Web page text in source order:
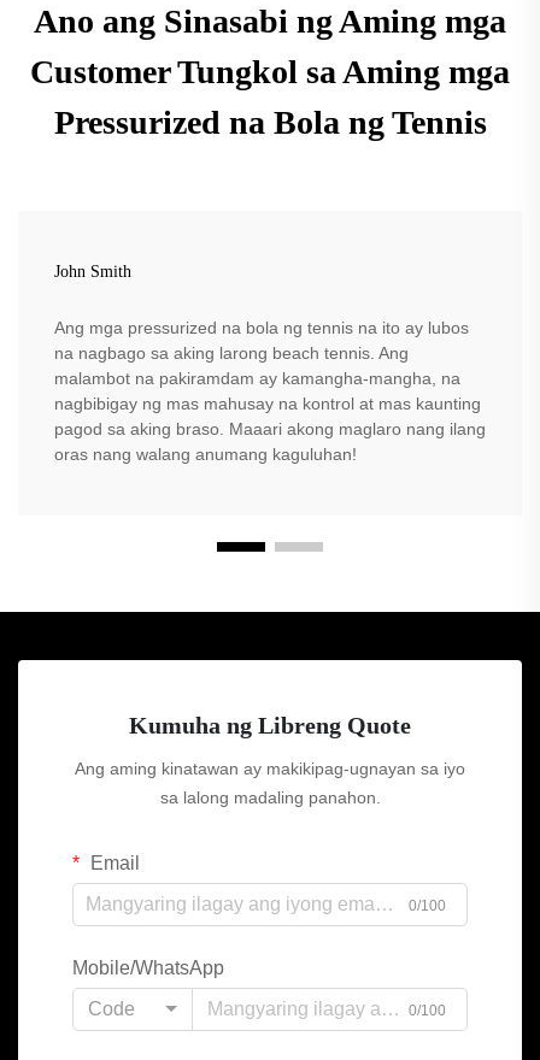
Ano ang Sinasabi ng Aming mga
Customer Tungkol sa Aming mga
Pressurized na Bola ng Tennis
John Smith
Ang mga pressurized na bola ng tennis na ito ay lubos
na nagbago sa aking larong beach tennis. Ang
malambot na pakiramdam ay kamangha-mangha, na
nagbibigay ng mas mahusay na kontrol at mas kaunting
pagod sa aking braso. Maaari akong maglaro nang ilang
oras nang walang anumang kaguluhan!
Kumuha ng Libreng Quote
Ang aming kinatawan ay makikipag-ugnayan sa iyo
sa lalong madaling panahon.
Email
0/100
Mobile/WhatsApp
Code
0/100